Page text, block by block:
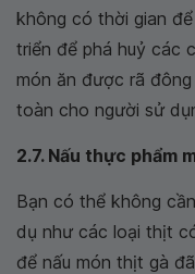
không có thời gian
triển để phá huỷ các
món ăn được rã
toàn cho người sử
2.7. Nấu thực phẩm
Bạn có thể không cần
dụ như các loại thịt
để nấu món thịt gà